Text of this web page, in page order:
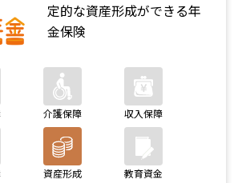
定的な資産形成ができる年
金保険